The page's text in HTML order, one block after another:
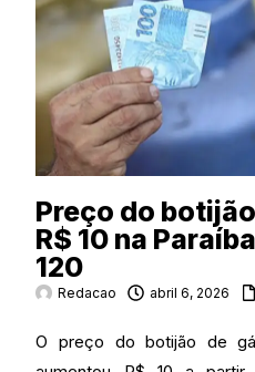
Preço do
R$ 10 na
120
Redacao abril 6, 2026
O preço do botijão de